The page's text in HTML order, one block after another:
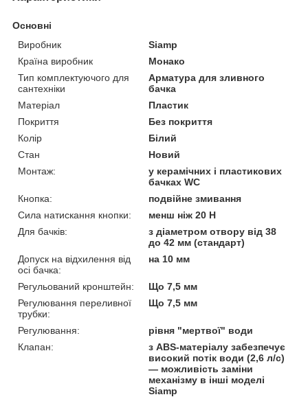
Основні
Виробник
Siamp
Країна виробник
Монако
Тип комплектуючого для
сантехніки
Арматура для зливного
бачка
Матеріал
Пластик
Покриття
Без покриття
Колір
Білий
Стан
Новий
Монтаж:
у керамічних і пластикових
бачках WC
Кнопка:
подвійне змивання
Сила натискання кнопки:
менш ніж 20 Н
Для бачків:
з діаметром отвору від 38
до 42 мм (стандарт)
Допуск на відхилення від
осі бачка:
на 10 мм
Регульований кронштейн:
Що 7,5 мм
Регулювання переливної
трубки:
Що 7,5 мм
Регулювання:
рівня "мертвої" води
Клапан:
з ABS-матеріалу забезпечує
високий потік води (2,6 л/с)
— можливість заміни
механізму в інші моделі
Siamp